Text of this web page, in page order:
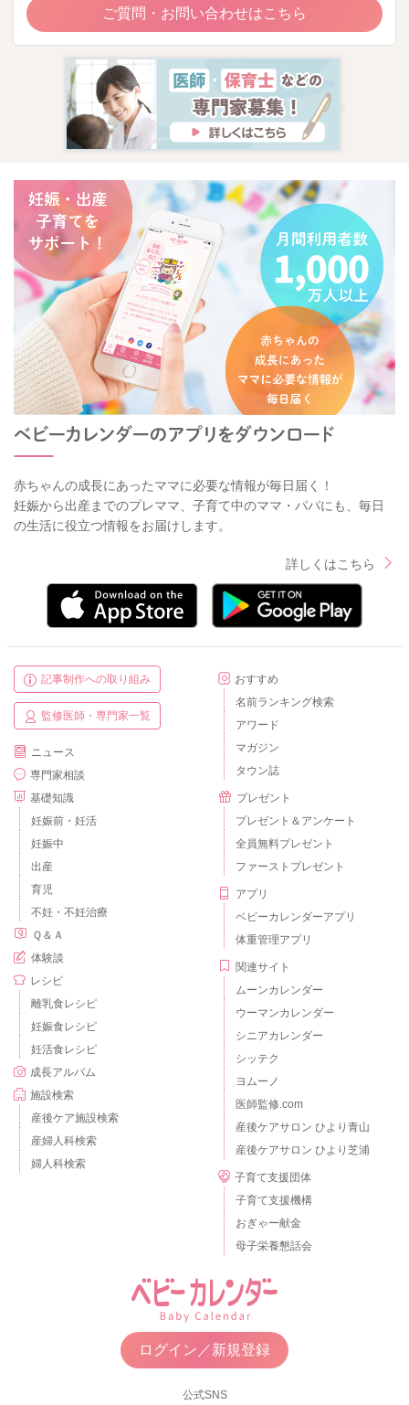
ご質問・お問い合わせはこちら
赤ちゃんの成長にあったママに必要な情報が毎日届く！
妊娠から出産までのプレママ、子育て中のママ・パパにも、毎日
の生活に役立つ情報をお届けします。
詳しくはこちら
記事制作への取り組み
監修医師・専門家一覧
ニュース
専門家相談
基礎知識
妊娠前・妊活
妊娠中
出産
育児
不妊・不妊治療
Ｑ＆Ａ
体験談
レシピ
離乳食レシピ
妊娠食レシピ
妊活食レシピ
成長アルバム
施設検索
産後ケア施設検索
産婦人科検索
婦人科検索
おすすめ
名前ランキング検索
アワード
マガジン
タウン誌
プレゼント
プレゼント＆アンケート
全員無料プレゼント
ファーストプレゼント
アプリ
ベビーカレンダーアプリ
体重管理アプリ
関連サイト
ムーンカレンダー
ウーマンカレンダー
シニアカレンダー
シッテク
ヨムーノ
医師監修.com
産後ケアサロン ひより青山
産後ケアサロン ひより芝浦
子育て支援団体
子育て支援機構
おぎゃー献金
母子栄養懇話会
ログイン／新規登録
公式SNS